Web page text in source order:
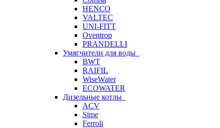
HENCO
VALTEC
UNI-FITT
Oventrop
PRANDELLI
Умягчители для воды
BWT
RAIFIL
WiseWater
ECOWATER
Дизельные котлы
ACV
Sime
Ferroli